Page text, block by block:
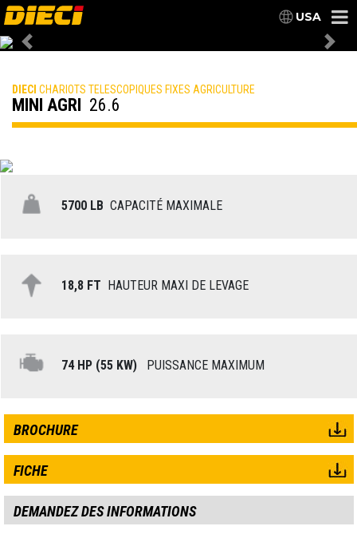
USA
Previous
DIECI CHARIOTS TELESCOPIQUES FIXES AGRICULTURE
MINI AGRI 26.6
5700 LB CAPACITÉ MAXIMALE
18,8 FT HAUTEUR MAXI DE LEVAGE
74 HP (55 KW) PUISSANCE MAXIMUM
BROCHURE
FICHE
DEMANDEZ DES INFORMATIONS